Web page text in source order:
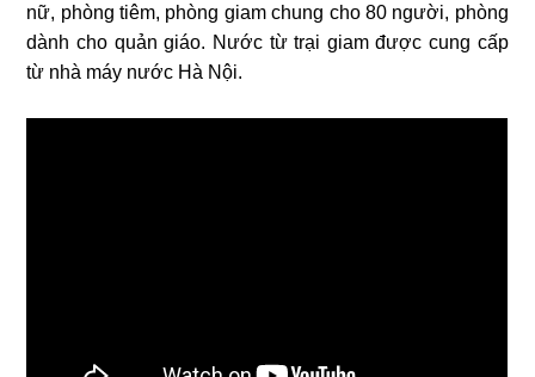
nữ, phòng tiêm, phòng giam chung cho 80 người, phòng
dành cho quản giáo. Nước từ trại giam được cung cấp
từ nhà máy nước Hà Nội.